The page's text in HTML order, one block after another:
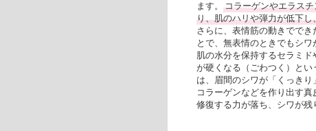
ます。
コラーゲンやエラス
り、肌のハリや弾力が低下
さらに、表情筋の動きでで
とで、無表情のときでもシワ
肌の水分を保持するセラミ
が硬くなる（ごわつく）と
は、眉間のシワが「くっきり
コラーゲンなどを作り出す
修復する力が落ち、シワが残